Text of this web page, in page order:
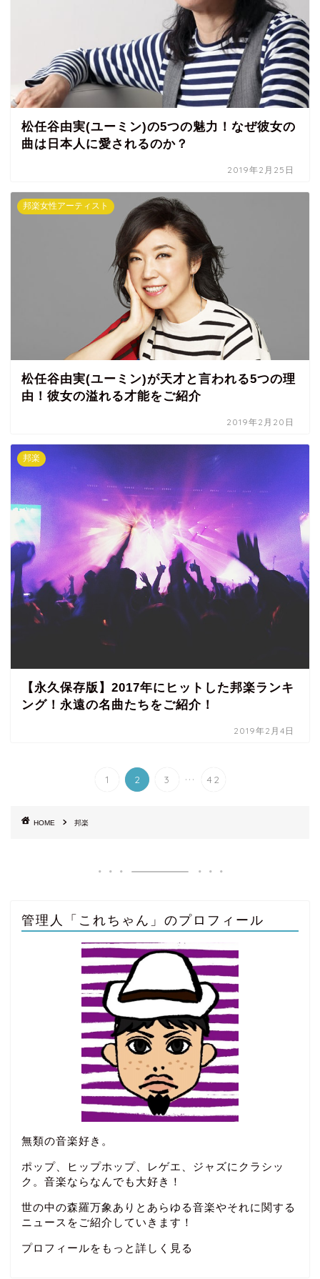
松任谷由実(ユーミン)の5つの魅力！なぜ彼女の
曲は日本人に愛されるのか？
2019年2月25日
邦楽女性アーティスト
松任谷由実(ユーミン)が天才と言われる5つの理
由！彼女の溢れる才能をご紹介
2019年2月20日
邦楽
【永久保存版】2017年にヒットした邦楽ランキ
ング！永遠の名曲たちをご紹介！
2019年2月4日
1 2 3 ... 42
HOME 邦楽
管理人「これちゃん」のプロフィール
無類の音楽好き。
ポップ、ヒップホップ、レゲエ、ジャズにクラシッ
ク。音楽ならなんでも大好き！
世の中の森羅万象ありとあらゆる音楽やそれに関する
ニュースをご紹介していきます！
プロフィールをもっと詳しく見る